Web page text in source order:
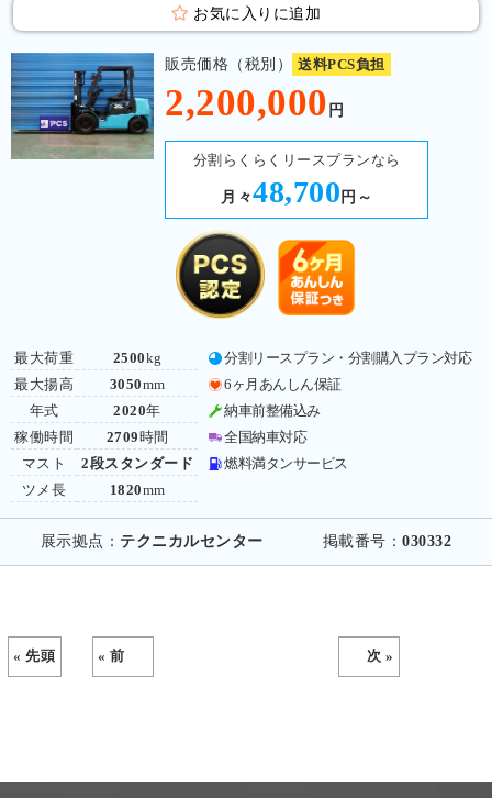
お気に入りに追加
販売価格（税別） 送料PCS負担
2,200,000 円
分割らくらくリースプランなら
月々48,700 円～
最大荷重
最大揚高
年式
稼働時間
マスト
ツメ長
2500kg
3050mm
2020年
2709 時間
2段スタンダード
1820mm
分割リースプラン・分割購入プラン対応
6ヶ月あんしん保証
納車前整備込み
全国納車対応
燃料満タンサービス
展示拠点： テクニカルセンター 掲載番号：030332
« 先頭 « 前 次 »